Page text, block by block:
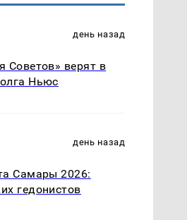
день назад
Советов» верят в
Ньюс
день назад
Самары 2026:
гедонистов